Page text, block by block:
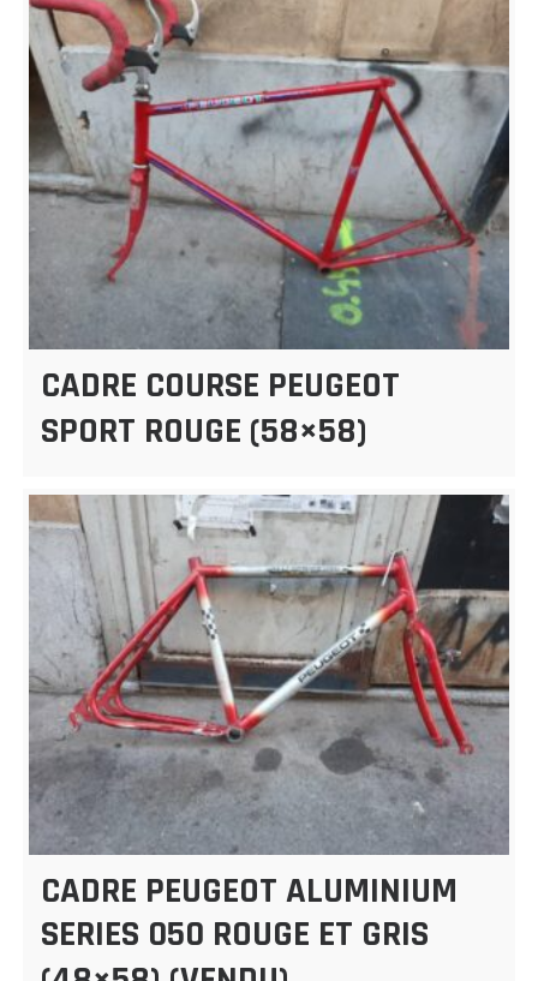
CADRE COURSE PEUGEOT
SPORT ROUGE (58×58)
CADRE PEUGEOT ALUMINIUM
SERIES 050 ROUGE ET GRIS